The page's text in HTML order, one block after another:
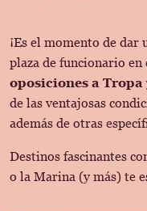
¡Es el momento de dar
plaza de funcionario
oposiciones a
de las ventajosas
además de otras
Destinos fascinantes
o la Marina (y más) te